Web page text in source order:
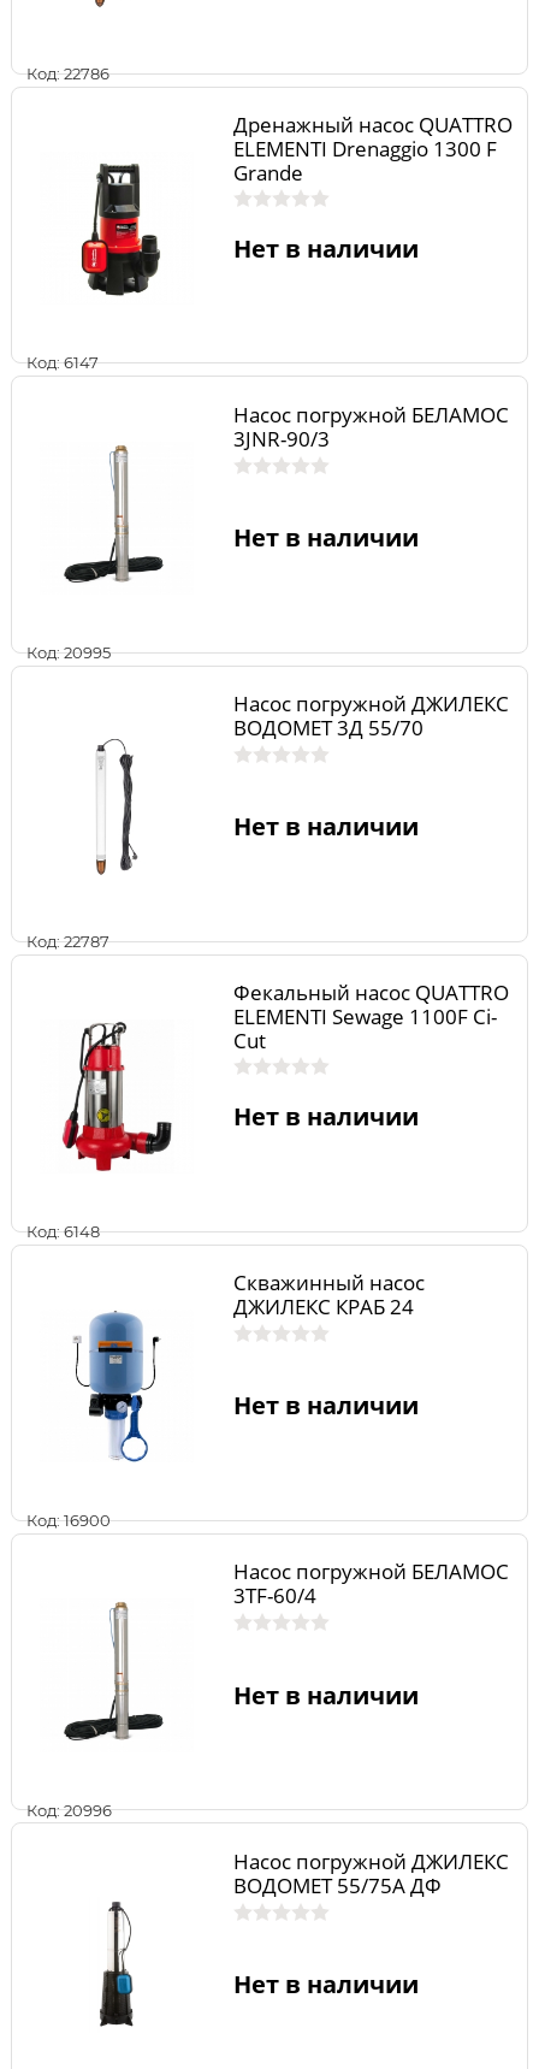
Код: 22786
Код: 6147
Дренажный насос QUATTRO
ELEMENTI Drenaggio 1300 F
Grande
Нет в наличии
Код: 20995
Насос погружной БЕЛАМОС
3JNR-90/3
Нет в наличии
Код: 22787
Насос погружной ДЖИЛЕКС
ВОДОМЕТ 3Д 55/70
Нет в наличии
Код: 6148
Фекальный насос QUATTRO
ELEMENTI Sewage 1100F Ci-
Cut
Нет в наличии
Код: 16900
Скважинный насос
ДЖИЛЕКС КРАБ 24
Нет в наличии
Код: 20996
Насос погружной БЕЛАМОС
3TF-60/4
Нет в наличии
Насос погружной ДЖИЛЕКС
ВОДОМЕТ 55/75А ДФ
Нет в наличии